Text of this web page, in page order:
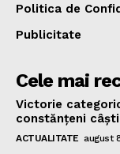
Politica de
Publicitate
Cele mai
Victorie
constănțeni
ACTUALITATE august